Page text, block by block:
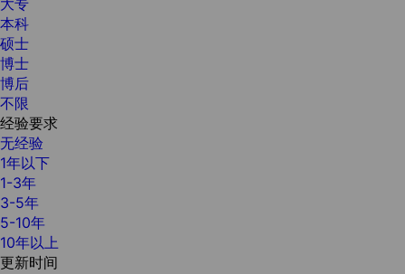
本科
硕士
博士
博后
不限
经验要求
无经验
1年以下
1-3年
3-5年
5-10年
10年以上
更新时间